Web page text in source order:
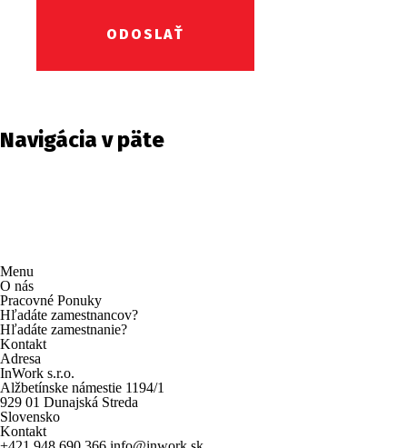
Navigácia v päte
Menu
O nás
Pracovné Ponuky
Hľadáte zamestnancov?
Hľadáte zamestnanie?
Kontakt
Adresa
InWork s.r.o.
Alžbetínske námestie 1194/1
929 01 Dunajská Streda
Slovensko
Kontakt